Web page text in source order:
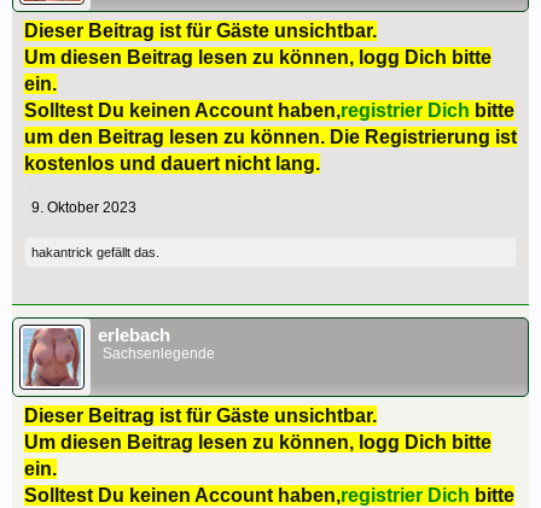
Dieser Beitrag ist für Gäste unsichtbar.
Um diesen Beitrag lesen zu können, logg Dich bitte
ein.
Solltest Du keinen Account haben,registrier Dich bitte
um den Beitrag lesen zu können. Die Registrierung ist
kostenlos und dauert nicht lang.
9. Oktober 2023
hakantrick gefällt das.
erlebach
Sachsenlegende
Dieser Beitrag ist für Gäste unsichtbar.
Um diesen Beitrag lesen zu können, logg Dich bitte
ein.
Solltest Du keinen Account haben,registrier Dich bitte